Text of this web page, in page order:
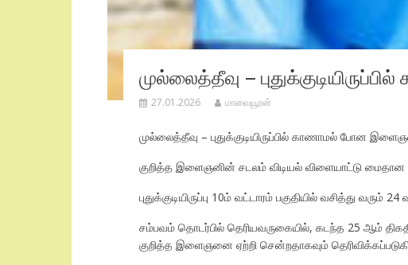
முல்லைத்தீவு –
27.01.2026 மாவையூரன்
முல்லைத்தீவு – புதுக்குடியிருப்பில் காணாமல் போன
குறித்த இளைஞனின் சடலம் விடியல் விளையாட்டு மைதான
புதுக்குடியிருப்பு 10ம் வட்டாரம் பகுதியில் வசித்து
சம்பவம் தொடர்பில் தெரியவருகையில், கடந்த 25 ஆம்
குறித்த இளைஞனை ஏற்றி சென்றதாகவும்